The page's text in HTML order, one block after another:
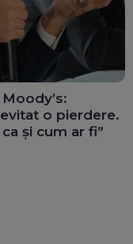
o pierdere.
și cum ar fi”